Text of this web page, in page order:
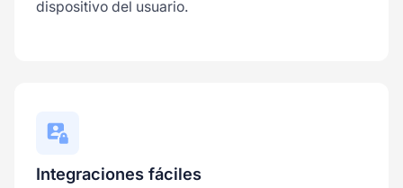
dispositivo del usuario.
Integraciones fáciles